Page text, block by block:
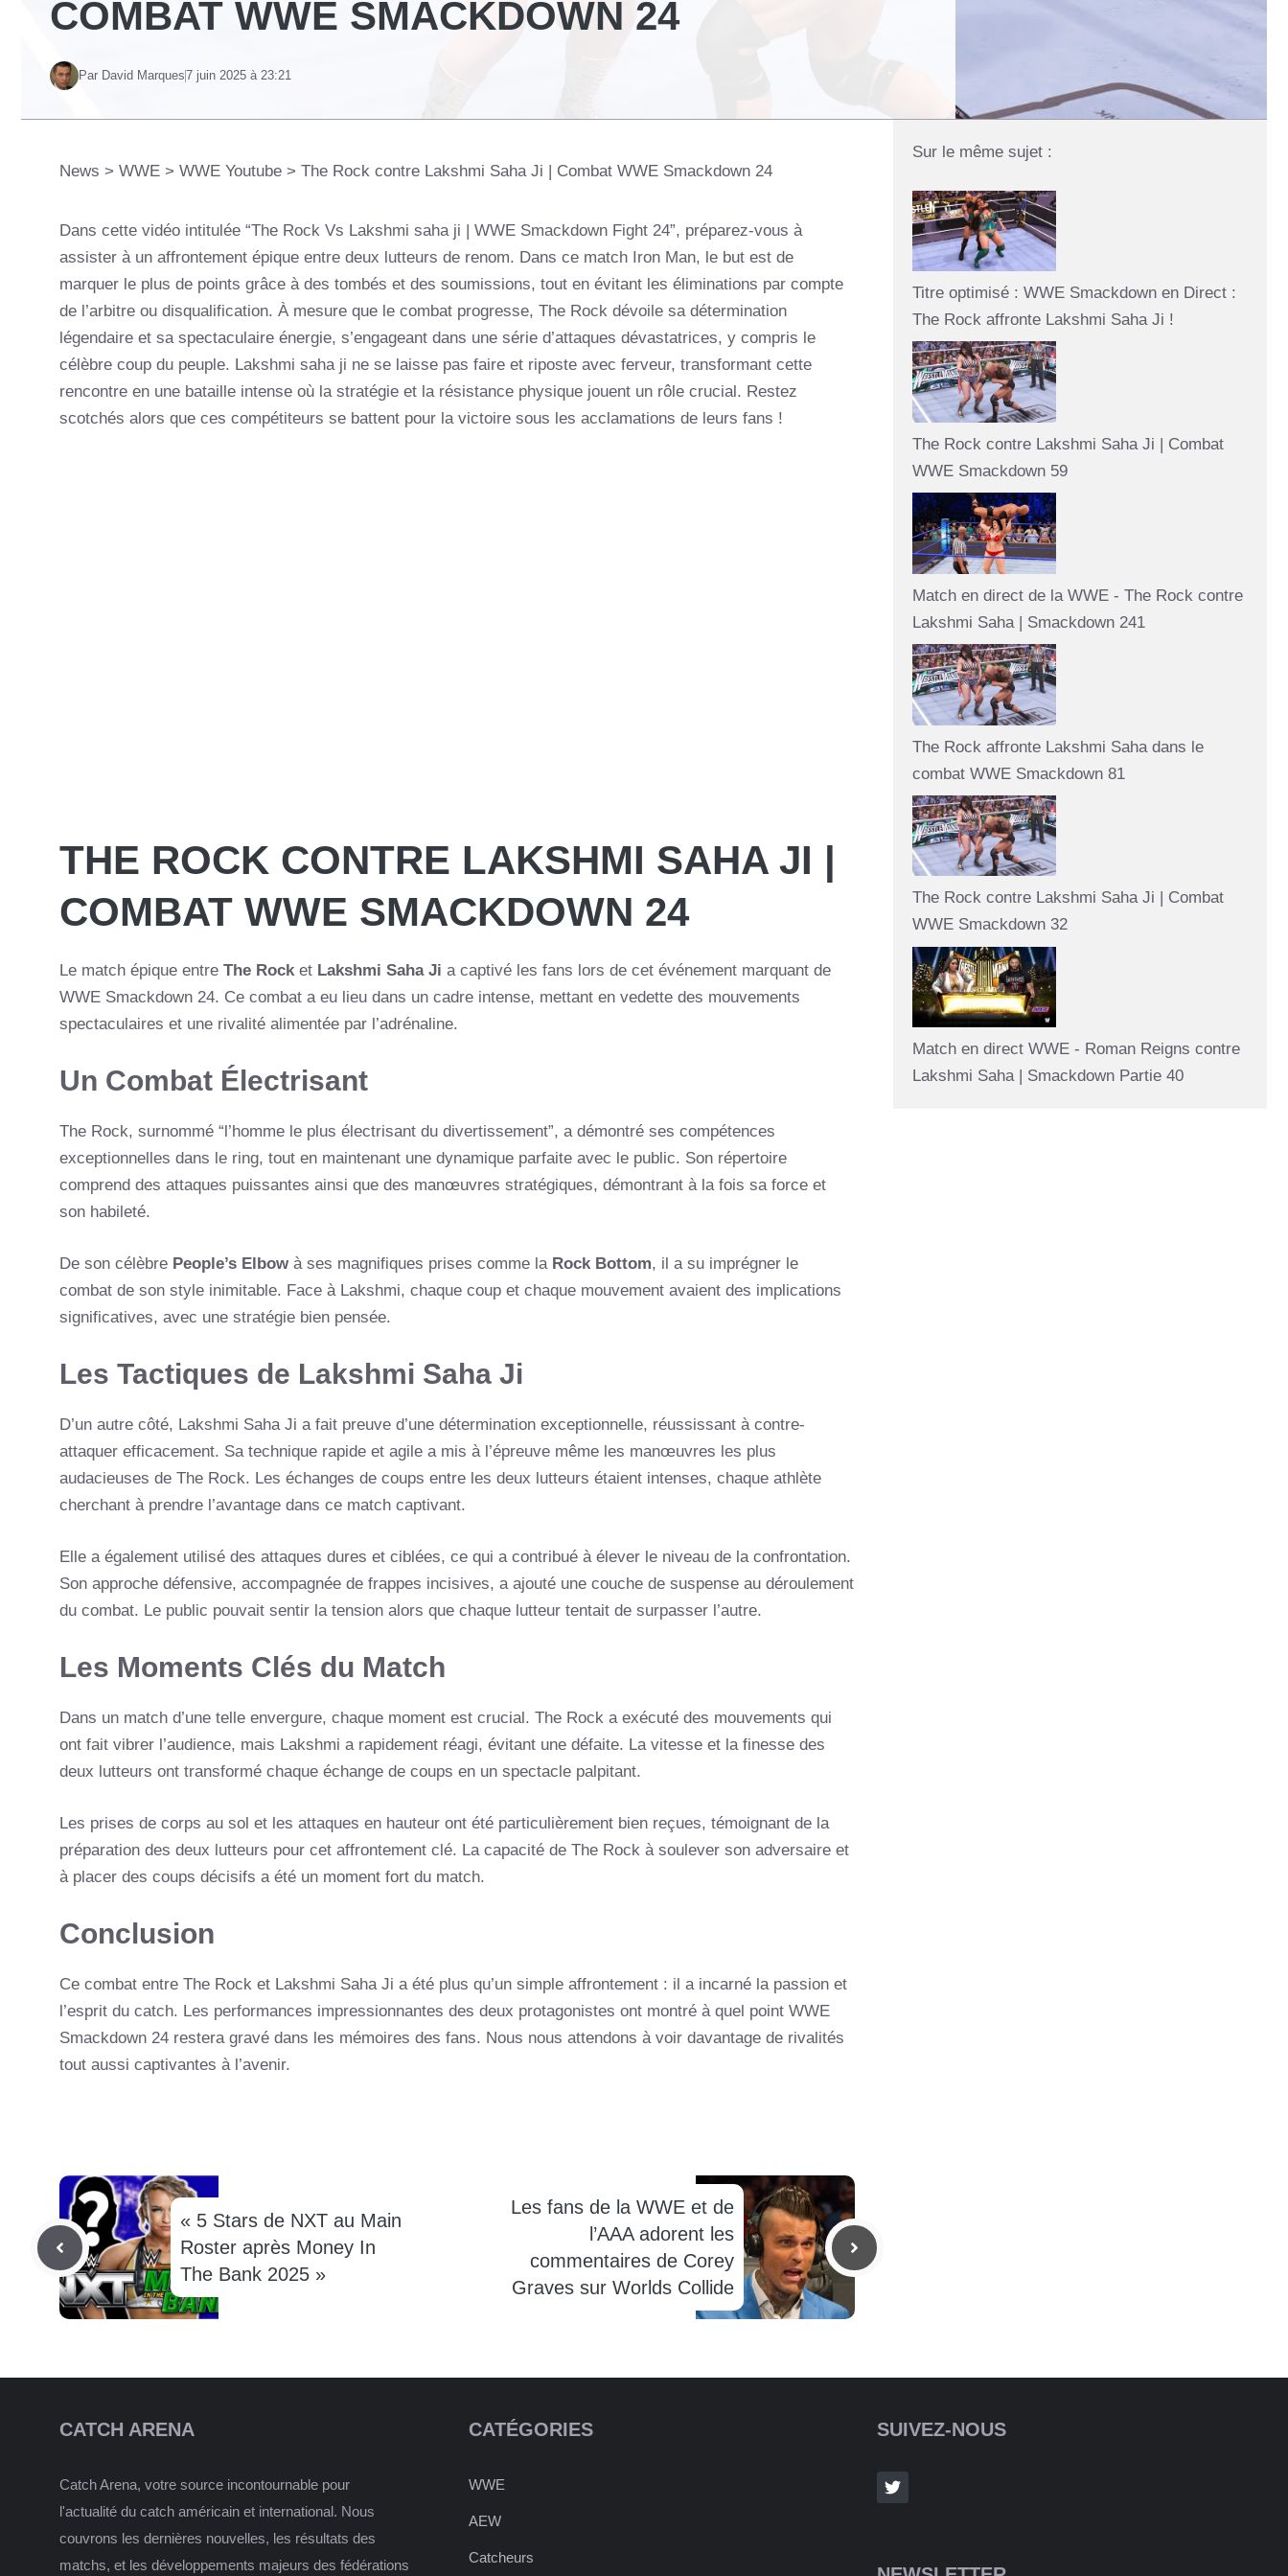
COMBAT WWE SMACKDOWN 24
Par David Marques7 juin 2025 à 23:21
News > WWE > WWE Youtube > The Rock contre Lakshmi Saha Ji | Combat WWE Smackdown 24
Dans cette vidéo intitulée “The Rock Vs Lakshmi saha ji | WWE Smackdown Fight 24”, préparez-vous à
assister à un affrontement épique entre deux lutteurs de renom. Dans ce match Iron Man, le but est de
marquer le plus de points grâce à des tombés et des soumissions, tout en évitant les éliminations par compte
de l’arbitre ou disqualification. À mesure que le combat progresse, The Rock dévoile sa détermination
légendaire et sa spectaculaire énergie, s’engageant dans une série d’attaques dévastatrices, y compris le
célèbre coup du peuple. Lakshmi saha ji ne se laisse pas faire et riposte avec ferveur, transformant cette
rencontre en une bataille intense où la stratégie et la résistance physique jouent un rôle crucial. Restez
scotchés alors que ces compétiteurs se battent pour la victoire sous les acclamations de leurs fans !
THE ROCK CONTRE LAKSHMI SAHA JI |
COMBAT WWE SMACKDOWN 24
Le match épique entre The Rock et Lakshmi Saha Ji a captivé les fans lors de cet événement marquant de
WWE Smackdown 24. Ce combat a eu lieu dans un cadre intense, mettant en vedette des mouvements
spectaculaires et une rivalité alimentée par l’adrénaline.
Un Combat Électrisant
The Rock, surnommé “l’homme le plus électrisant du divertissement”, a démontré ses compétences
exceptionnelles dans le ring, tout en maintenant une dynamique parfaite avec le public. Son répertoire
comprend des attaques puissantes ainsi que des manœuvres stratégiques, démontrant à la fois sa force et
son habileté.
De son célèbre People’s Elbow à ses magnifiques prises comme la Rock Bottom, il a su imprégner le
combat de son style inimitable. Face à Lakshmi, chaque coup et chaque mouvement avaient des implications
significatives, avec une stratégie bien pensée.
Les Tactiques de Lakshmi Saha Ji
D’un autre côté, Lakshmi Saha Ji a fait preuve d’une détermination exceptionnelle, réussissant à contre-
attaquer efficacement. Sa technique rapide et agile a mis à l’épreuve même les manœuvres les plus
audacieuses de The Rock. Les échanges de coups entre les deux lutteurs étaient intenses, chaque athlète
cherchant à prendre l’avantage dans ce match captivant.
Elle a également utilisé des attaques dures et ciblées, ce qui a contribué à élever le niveau de la confrontation.
Son approche défensive, accompagnée de frappes incisives, a ajouté une couche de suspense au déroulement
du combat. Le public pouvait sentir la tension alors que chaque lutteur tentait de surpasser l’autre.
Les Moments Clés du Match
Dans un match d’une telle envergure, chaque moment est crucial. The Rock a exécuté des mouvements qui
ont fait vibrer l’audience, mais Lakshmi a rapidement réagi, évitant une défaite. La vitesse et la finesse des
deux lutteurs ont transformé chaque échange de coups en un spectacle palpitant.
Les prises de corps au sol et les attaques en hauteur ont été particulièrement bien reçues, témoignant de la
préparation des deux lutteurs pour cet affrontement clé. La capacité de The Rock à soulever son adversaire et
à placer des coups décisifs a été un moment fort du match.
Conclusion
Ce combat entre The Rock et Lakshmi Saha Ji a été plus qu’un simple affrontement : il a incarné la passion et
l’esprit du catch. Les performances impressionnantes des deux protagonistes ont montré à quel point WWE
Smackdown 24 restera gravé dans les mémoires des fans. Nous nous attendons à voir davantage de rivalités
tout aussi captivantes à l’avenir.
« 5 Stars de NXT au Main
Roster après Money In
The Bank 2025 »
Les fans de la WWE et de
l’AAA adorent les
commentaires de Corey
Graves sur Worlds Collide
Sur le même sujet :
Titre optimisé : WWE Smackdown en Direct :
The Rock affronte Lakshmi Saha Ji !
The Rock contre Lakshmi Saha Ji | Combat
WWE Smackdown 59
Match en direct de la WWE - The Rock contre
Lakshmi Saha | Smackdown 241
The Rock affronte Lakshmi Saha dans le
combat WWE Smackdown 81
The Rock contre Lakshmi Saha Ji | Combat
WWE Smackdown 32
Match en direct WWE - Roman Reigns contre
Lakshmi Saha | Smackdown Partie 40
CATCH ARENA
Catch Arena, votre source incontournable pour
l'actualité du catch américain et international. Nous
couvrons les dernières nouvelles, les résultats des
matchs, et les développements majeurs des fédérations
CATÉGORIES
WWE
AEW
Catcheurs
SUIVEZ-NOUS